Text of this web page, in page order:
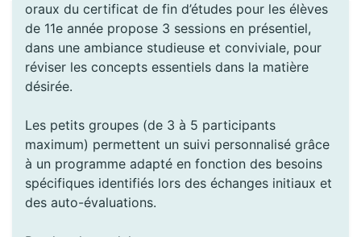
oraux du certificat de fin d’études pour les élèves
de 11e année propose 3 sessions en présentiel,
dans une ambiance studieuse et conviviale, pour
réviser les concepts essentiels dans la matière
désirée.
Les petits groupes (de 3 à 5 participants
maximum) permettent un suivi personnalisé grâce
à un programme adapté en fonction des besoins
spécifiques identifiés lors des échanges initiaux et
des auto-évaluations.